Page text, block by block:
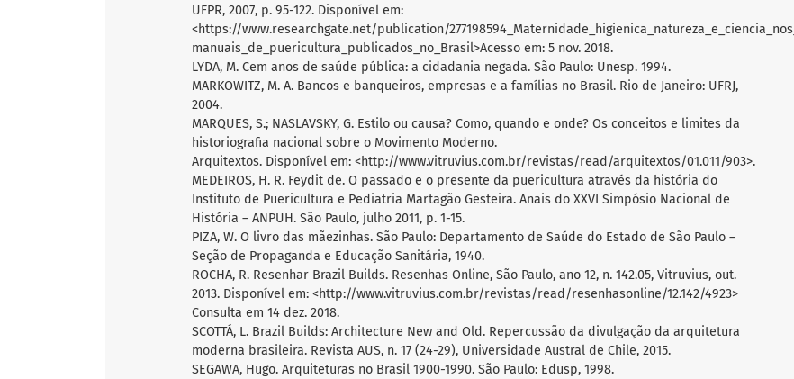
UFPR, 2007, p. 95-122. Disponível em:
<https://www.researchgate.net/publication/277198594_Maternidade_higienica_natureza_e_ciencia_nos_
manuais_de_puericultura_publicados_no_Brasil>Acesso em: 5 nov. 2018.
LYDA, M. Cem anos de saúde pública: a cidadania negada. São Paulo: Unesp. 1994.
MARKOWITZ, M. A. Bancos e banqueiros, empresas e a famílias no Brasil. Rio de Janeiro: UFRJ,
2004.
MARQUES, S.; NASLAVSKY, G. Estilo ou causa? Como, quando e onde? Os conceitos e limites da
historiografia nacional sobre o Movimento Moderno.
Arquitextos. Disponível em: <http://www.vitruvius.com.br/revistas/read/arquitextos/01.011/903>.
MEDEIROS, H. R. Feydit de. O passado e o presente da puericultura através da história do
Instituto de Puericultura e Pediatria Martagão Gesteira. Anais do XXVI Simpósio Nacional de
História – ANPUH. São Paulo, julho 2011, p. 1-15.
PIZA, W. O livro das mãezinhas. São Paulo: Departamento de Saúde do Estado de São Paulo –
Seção de Propaganda e Educação Sanitária, 1940.
ROCHA, R. Resenhar Brazil Builds. Resenhas Online, São Paulo, ano 12, n. 142.05, Vitruvius, out.
2013. Disponível em: <http://www.vitruvius.com.br/revistas/read/resenhasonline/12.142/4923>
Consulta em 14 dez. 2018.
SCOTTÁ, L. Brazil Builds: Architecture New and Old. Repercussão da divulgação da arquitetura
moderna brasileira. Revista AUS, n. 17 (24-29), Universidade Austral de Chile, 2015.
SEGAWA, Hugo. Arquiteturas no Brasil 1900-1990. São Paulo: Edusp, 1998.